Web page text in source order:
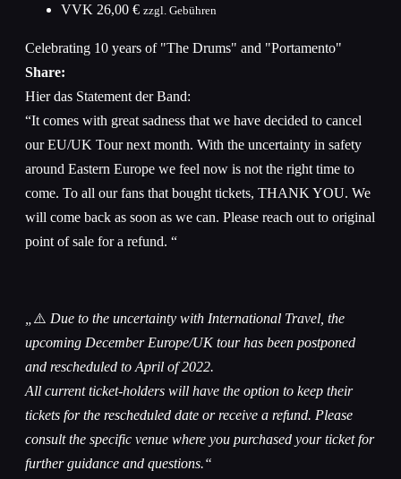
VVK 26,00 € zzgl. Gebühren
Celebrating 10 years of "The Drums" and "Portamento"
Share:
Hier das Statement der Band:
“It comes with great sadness that we have decided to cancel
our EU/UK Tour next month. With the uncertainty in safety
around Eastern Europe we feel now is not the right time to
come. To all our fans that bought tickets, THANK YOU. We
will come back as soon as we can. Please reach out to original
point of sale for a refund. “
⚠️ Due to the uncertainty with International Travel, the
upcoming December Europe/UK tour has been postponed
and rescheduled to April of 2022.
All current ticket-holders will have the option to keep their
tickets for the rescheduled date or receive a refund. Please
consult the specific venue where you purchased your ticket for
further guidance and questions.“